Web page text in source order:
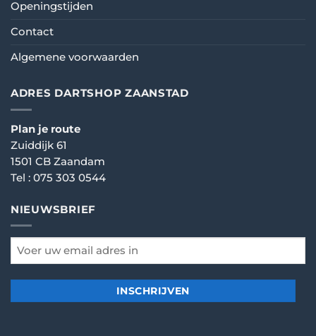
Openingstijden
Contact
Algemene voorwaarden
ADRES DARTSHOP ZAANSTAD
Plan je route
Zuiddijk 61
1501 CB Zaandam
Tel : 075 303 0544
NIEUWSBRIEF
email
*